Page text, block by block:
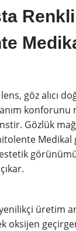
göz alıcı
konforunu
Gözlük
üretim
oksijen